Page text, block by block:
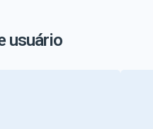
usuário